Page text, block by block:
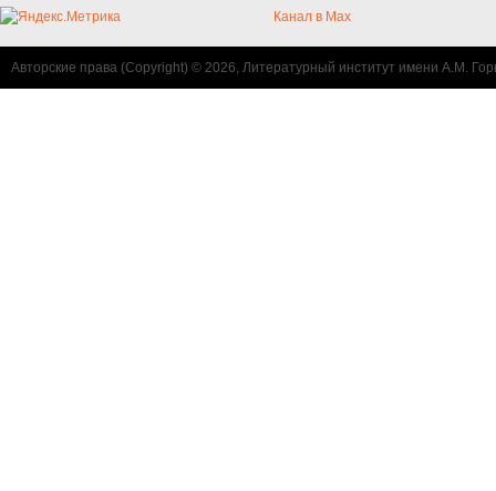
Канал в Max
Авторские права (Copyright) © 2026, Литературный институт имени А.М.